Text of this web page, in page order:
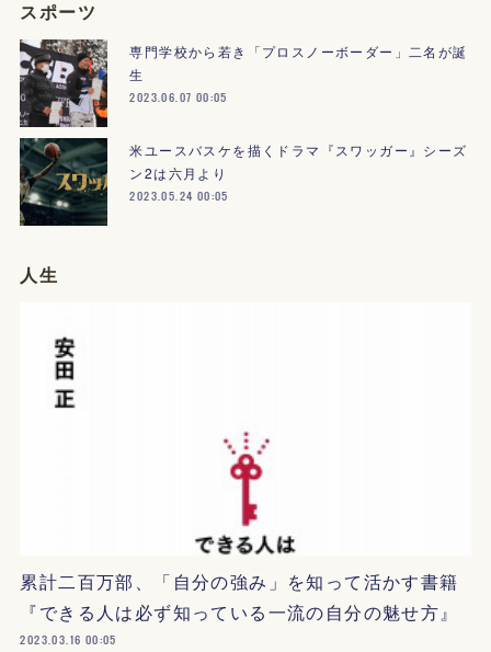
スポーツ
専門学校から若き「プロスノーボーダー」二名が誕
生
2023.06.07 00:05
米ユースバスケを描くドラマ『スワッガー』シーズ
ン2は六月より
2023.05.24 00:05
人生
累計二百万部、「自分の強み」を知って活かす書籍
『できる人は必ず知っている一流の自分の魅せ方』
2023.03.16 00:05